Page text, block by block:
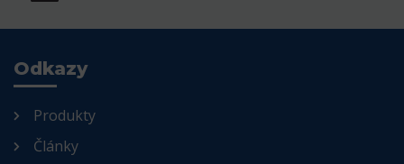
Odkazy
Produkty
Články